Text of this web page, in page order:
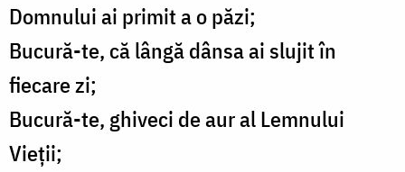
Domnului ai primit a o păzi;
Bucură-te, că lângă dânsa ai slujit în
fiecare zi;
Bucură-te, ghiveci de aur al Lemnului
Vieții;